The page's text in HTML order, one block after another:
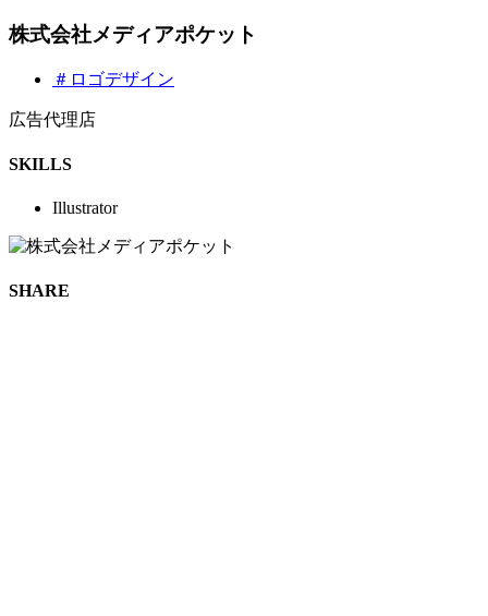
株式会社メディアポケット
＃ロゴデザイン
広告代理店
SKILLS
Illustrator
SHARE